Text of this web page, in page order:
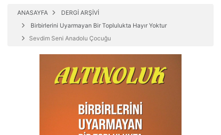
ANASAYFA
DERGİ ARŞİVİ
Birbirlerini Uyarmayan Bir Toplulukta Hayır Yoktur
Sevdim Seni Anadolu Çocuğu